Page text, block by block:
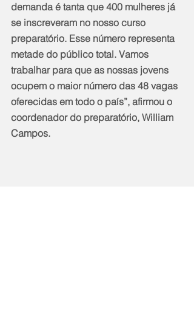
demanda é tanta que 400 mulheres já
se inscreveram no nosso curso
preparatório. Esse número representa
metade do público total. Vamos
trabalhar para que as nossas jovens
ocupem o maior número das 48 vagas
oferecidas em todo o país”, afirmou o
coordenador do preparatório, William
Campos.